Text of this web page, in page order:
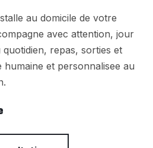
au domicile de votre
avec attention, jour
repas, sorties et
et personnalisee au